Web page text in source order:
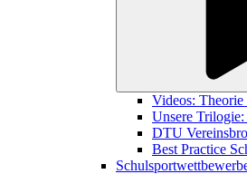
Videos: Theorie
Unsere
DTU
Best Practice